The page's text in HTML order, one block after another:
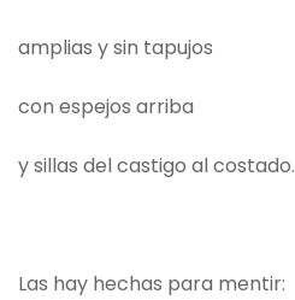
amplias y sin tapujos
con espejos arriba
y sillas del castigo al costado.
Las hay hechas para mentir: